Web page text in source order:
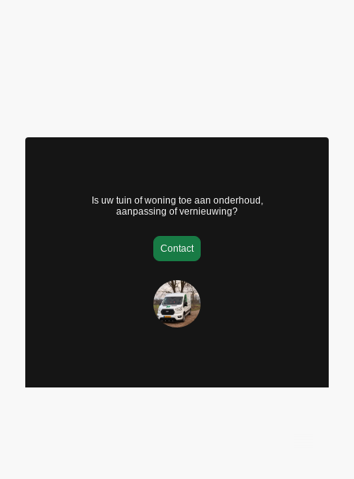
Is uw tuin of woning toe aan onderhoud,
aanpassing of vernieuwing?
Contact